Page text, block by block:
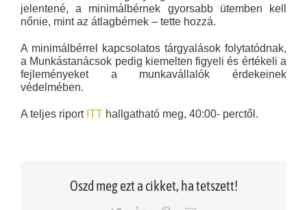
jelentené, a minimálbérnek gyorsabb ütemben kell
nőnie, mint az átlagbérnek – tette hozzá.
A minimálbérrel kapcsolatos tárgyalások folytatódnak,
a Munkástanácsok pedig kiemelten figyeli és értékeli a
fejleményeket a munkavállalók érdekeinek
védelmében.
A teljes riport ITT hallgatható meg, 40:00- perctől.
Oszd meg ezt a cikket, ha tetszett!